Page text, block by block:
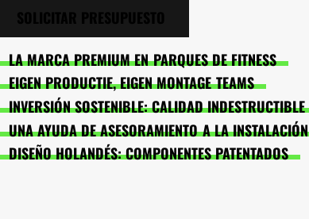
LA MARCA PREMIUM EN PARQUES DE FITNESS
EIGEN PRODUCTIE, EIGEN MONTAGE TEAMS
INVERSIÓN SOSTENIBLE: CALIDAD INDESTRUCTIBLE
UNA AYUDA DE ASESORAMIENTO A LA INSTALACIÓN
DISEÑO HOLANDÉS: COMPONENTES PATENTADOS